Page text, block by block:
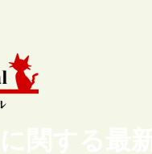
関する